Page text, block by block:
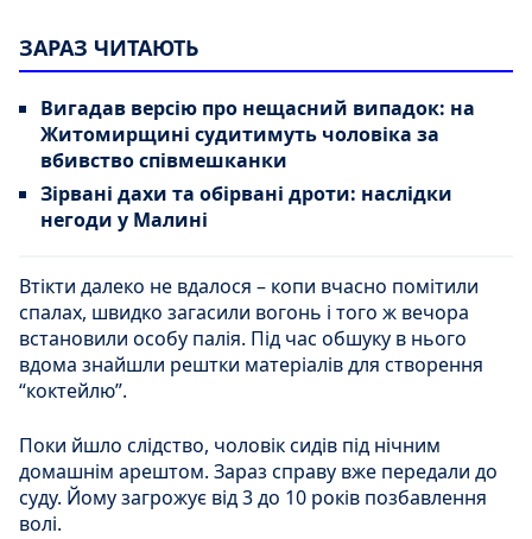
ЗАРАЗ ЧИТАЮТЬ
Вигадав версію про нещасний випадок: на
Житомирщині судитимуть чоловіка за
вбивство співмешканки
Зірвані дахи та обірвані дроти: наслідки
негоди у Малині
Втікти далеко не вдалося – копи вчасно помітили
спалах, швидко загасили вогонь і того ж вечора
встановили особу палія. Під час обшуку в нього
вдома знайшли рештки матеріалів для створення
“коктейлю”.
Поки йшло слідство, чоловік сидів під нічним
домашнім арештом. Зараз справу вже передали до
суду. Йому загрожує від 3 до 10 років позбавлення
волі.